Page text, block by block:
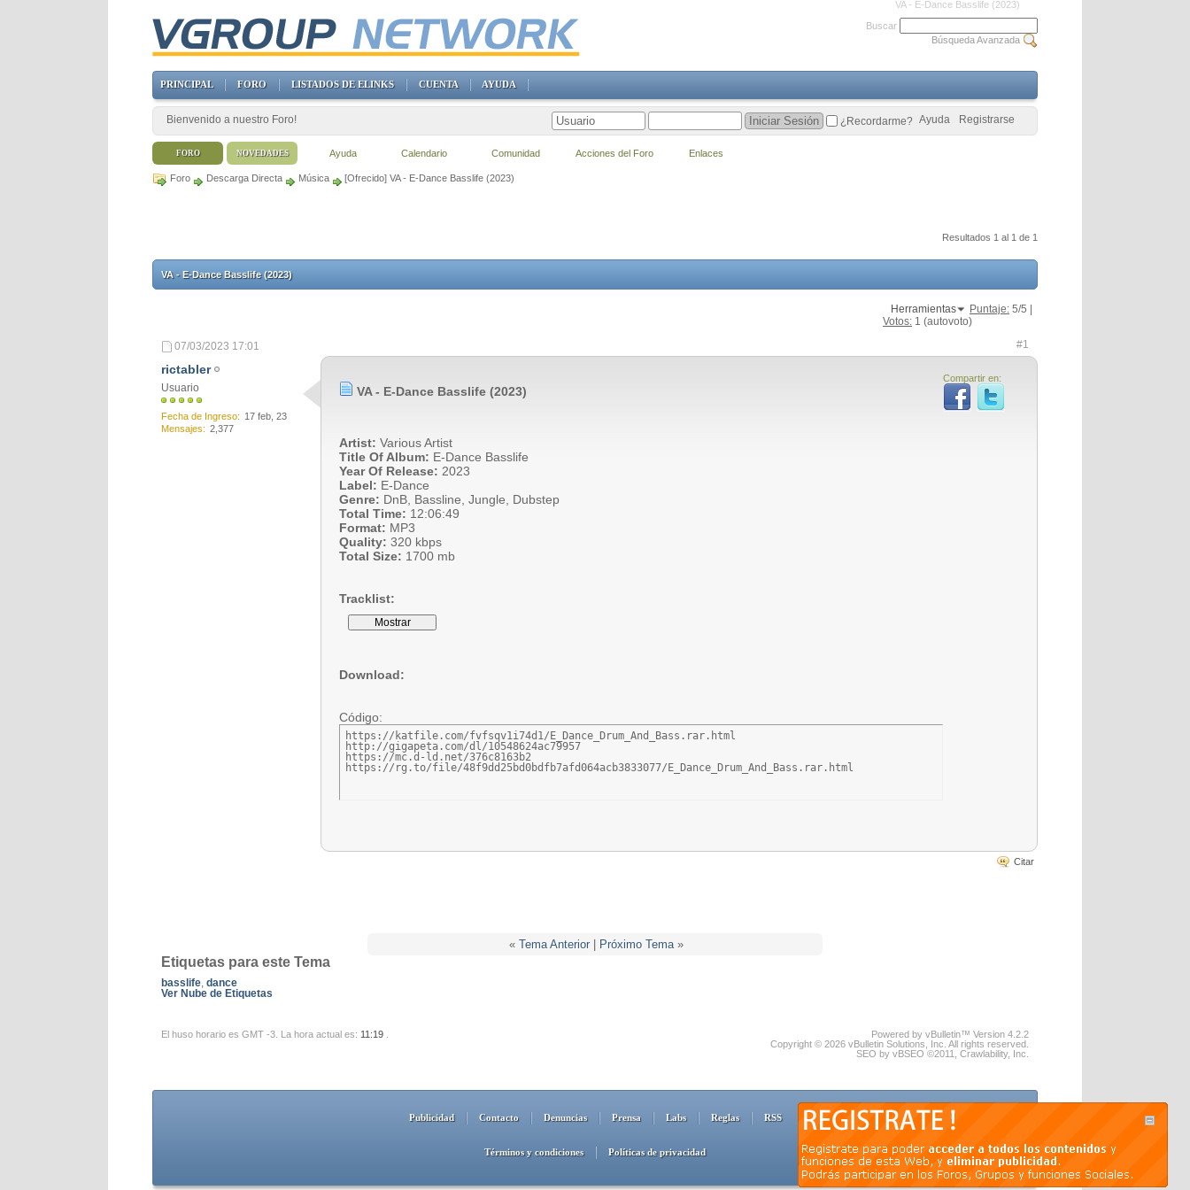
VA - E-Dance Basslife (2023)
Foro Descarga Directa Música [Ofrecido] VA - E-Dance Basslife (2023)
Resultados 1 al 1 de 1
VA - E-Dance Basslife (2023)
Herramientas Puntaje: 5/5 |
Votos: 1 (autovoto)
07/03/2023 17:01 #1
rictabler
Usuario
Fecha de Ingreso
17 feb, 23
Mensajes
2,377
Compartir en:
VA - E-Dance Basslife (2023)
Artist: Various Artist
Title Of Album: E-Dance Basslife
Year Of Release: 2023
Label: E-Dance
Genre: DnB, Bassline, Jungle, Dubstep
Total Time: 12:06:49
Format: MP3
Quality: 320 kbps
Total Size: 1700 mb
Tracklist:
Download:
Código:
https://katfile.com/fvfsqv1i74d1/E_Dance_Drum_And_Bass.rar.html
http://gigapeta.com/dl/10548624ac79957
https://mc.d-ld.net/376c8163b2
https://rg.to/file/48f9dd25bd0bdfb7afd064acb3833077/E_Dance_Drum_And_Bass.rar.html
Citar
« Tema Anterior| Próximo Tema »
Etiquetas para este Tema
basslife, dance
Ver Nube de Etiquetas
El huso horario es GMT -3. La hora actual es: 11:19
Powered by vBulletin™ Version 4.2.2
Copyright © 2026 vBulletin Solutions, Inc. All rights reserved.
SEO by vBSEO ©2011, Crawlability, Inc.
Publicidad Contacto Denuncias Prensa Labs Reglas RSS
Términos y condiciones Políticas de privacidad
Buscar
Búsqueda Avanzada
PRINCIPAL FORO LISTADOS DE ELINKS CUENTA AYUDA
Bienvenido a nuestro Foro! Registrarse
Ayuda
¿Recordarme?
FORO Ayuda Calendario Comunidad Acciones del Foro Enlaces
NOVEDADES